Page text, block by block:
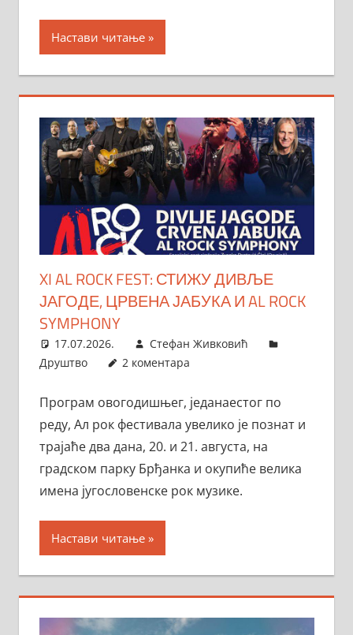
Настави читање
XI AL ROCK FEST: СТИЖУ ДИВЉЕ
ЈАГОДЕ, ЦРВЕНА ЈАБУКА И AL ROCK
SYMPHONY
17.07.2026.
Стефан Живковић
Друштво
2 коментара
Програм овогодишњег, једанаестог по
реду, Ал рок фестивала увелико је познат и
трајаће два дана, 20. и 21. августа, на
градском парку Брђанка и окупиће велика
имена југословенске рок музике.
Настави читање